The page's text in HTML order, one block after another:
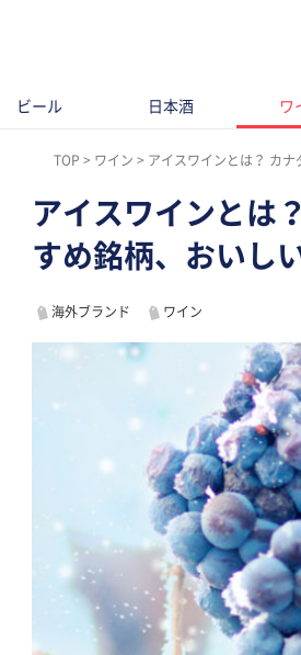
ビール 日本酒 ワ
TOP ワイン アイスワインとは？ カ
アイスワインとは
すめ銘柄、おいし
海外ブランド ワイン